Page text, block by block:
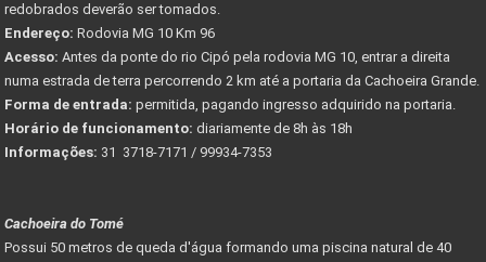
redobrados deverão ser tomados.
Endereço: Rodovia MG 10 Km 96
Acesso: Antes da ponte do rio Cipó pela rodovia MG 10, entrar a direita
numa estrada de terra percorrendo 2 km até a portaria da Cachoeira Grande.
Forma de entrada: permitida, pagando ingresso adquirido na portaria.
Horário de funcionamento: diariamente de 8h às 18h
Informações: 31 3718-7171 / 99934-7353
Cachoeira do Tomé
Possui 50 metros de queda d'água formando uma piscina natural de 40